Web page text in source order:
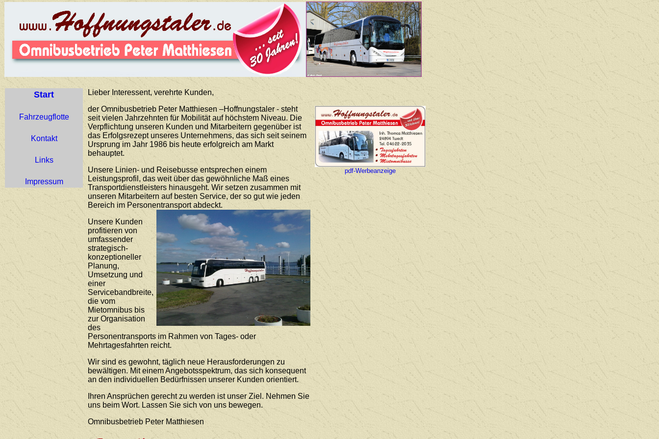
Start
Fahrzeugflotte
Kontakt
Links
Impressum
Lieber Interessent, verehrte Kunden,
der Omnibusbetrieb Peter Matthiesen –Hoffnungstaler - steht
seit vielen Jahrzehnten für Mobilität auf höchstem Niveau. Die
Verpflichtung unseren Kunden und Mitarbeitern gegenüber ist
das Erfolgsrezept unseres Unternehmens, das sich seit seinem
Ursprung im Jahr 1986 bis heute erfolgreich am Markt
behauptet.
Unsere Linien- und Reisebusse entsprechen einem
Leistungsprofil, das weit über das gewöhnliche Maß eines
Transportdienstleisters hinausgeht. Wir setzen zusammen mit
unseren Mitarbeitern auf besten Service, der so gut wie jeden
Bereich im Personentransport abdeckt.
Unsere Kunden
profitieren von
umfassender
strategisch-
konzeptioneller
Planung,
Umsetzung und
einer
Servicebandbreite,
die vom
Mietomnibus bis
zur Organisation
des
Personentransports im Rahmen von Tages- oder
Mehrtagesfahrten reicht.
Wir sind es gewohnt, täglich neue Herausforderungen zu
bewältigen. Mit einem Angebotsspektrum, das sich konsequent
an den individuellen Bedürfnissen unserer Kunden orientiert.
Ihren Ansprüchen gerecht zu werden ist unser Ziel. Nehmen Sie
uns beim Wort. Lassen Sie sich von uns bewegen.
Omnibusbetrieb Peter Matthiesen
pdf-Werbeanzeige